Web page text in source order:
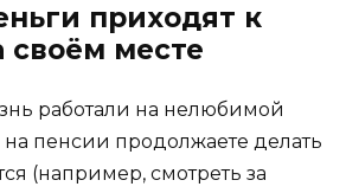
приходят к
своём месте
работали на нелюбимой
на пенсии продолжаете делать
(например, смотреть за